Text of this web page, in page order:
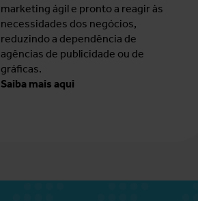
marketing ágil e pronto a reagir às
necessidades dos negócios,
reduzindo a dependência de
agências de publicidade ou de
gráficas.
Saiba mais aqui